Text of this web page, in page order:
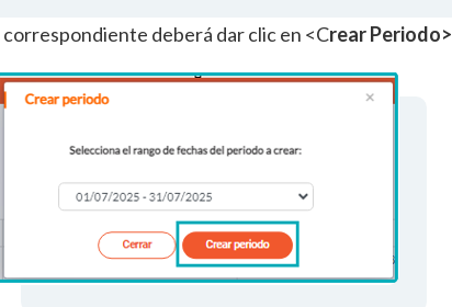
deberá dar clic en <Crear Periodo>